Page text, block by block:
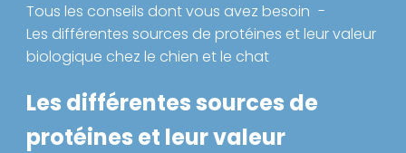
Tous les conseils dont vous avez besoin
Les différentes sources de protéines et leur valeur
biologique chez le chien et le chat
Les différentes sources de
protéines et leur valeur